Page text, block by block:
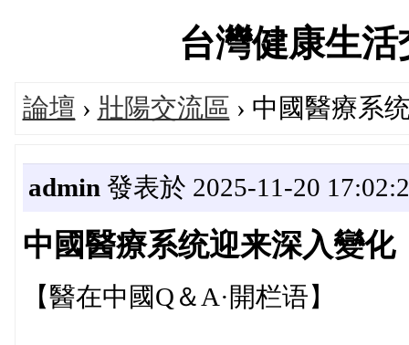
台灣健康生
論壇 › 壯陽交流區 › 中國醫療系
admin 發表於 2025-11-20
中國醫療系统迎来深入變化
【醫在中國Q＆A·開栏语】